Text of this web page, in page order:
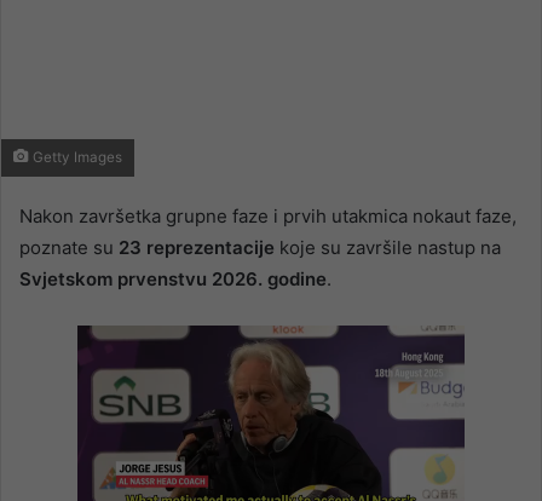
Getty Images
Nakon završetka grupne faze i prvih utakmica nokaut faze,
poznate su 23 reprezentacije koje su završile nastup na
Svjetskom prvenstvu 2026. godine.